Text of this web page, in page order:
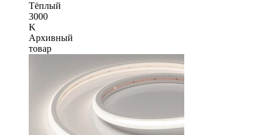
Тёплый
3000
K
Архивный
товар